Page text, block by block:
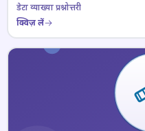
डेटा व्याख्या प्रश्नोत्तरी
क्विज़ लें